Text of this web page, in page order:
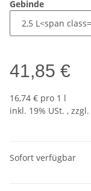
Gebinde
41,85 €
16,74 € pro 1 l
inkl. 19% USt. , zzgl.
Sofort verfügbar